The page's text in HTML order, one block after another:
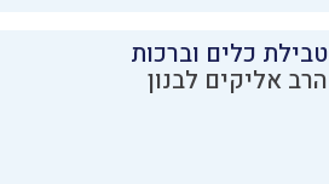
טבילת כלים וברכות
הרב אליקים לבנון